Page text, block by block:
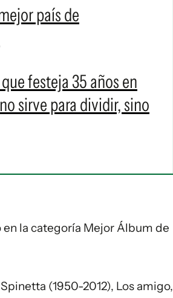
país de
festeja 35 años en
sirve para dividir, sino
la categoría Mejor Álbum de
(1950-2012), Los amigo,